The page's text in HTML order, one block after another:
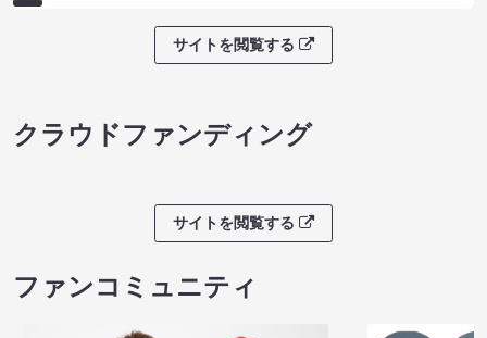
サイトを閲覧する
クラウドファンディング
サイトを閲覧する
ファンコミュニティ